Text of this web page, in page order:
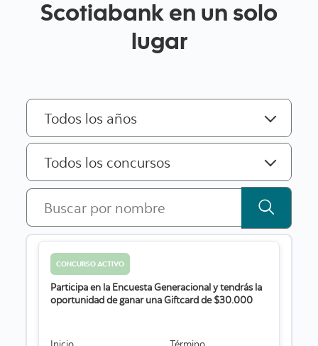
Scotiabank en un solo
lugar
CONCURSO ACTIVO
Participa en la Encuesta Generacional y tendrás la
oportunidad de ganar una Giftcard de $30.000